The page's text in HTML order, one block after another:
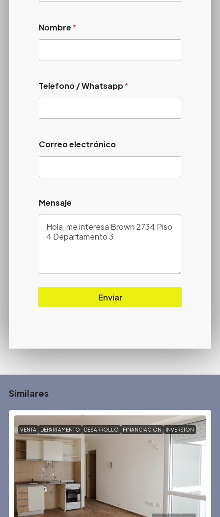
Nombre*
Telefono / Whatsapp*
Correo electrónico
Mensaje
Enviar
Similares
VENTA DEPARTAMENTO DESARROLLO FINANCIACION INVERSION